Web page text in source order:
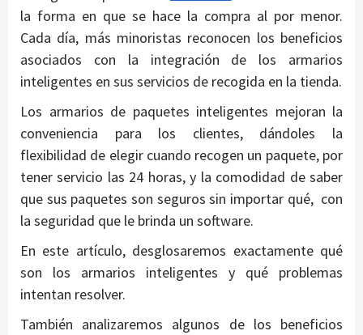
la forma en que se hace la compra al por menor.
Cada día, más minoristas reconocen los beneficios
asociados con la integración de los armarios
inteligentes en sus servicios de recogida en la tienda.
Los armarios de paquetes inteligentes mejoran la
conveniencia para los clientes, dándoles la
flexibilidad de elegir cuando recogen un paquete, por
tener servicio las 24 horas, y la comodidad de saber
que sus paquetes son seguros sin importar qué, con
la seguridad que le brinda un software.
En este artículo, desglosaremos exactamente qué
son los armarios inteligentes y qué problemas
intentan resolver.
También analizaremos algunos de los beneficios